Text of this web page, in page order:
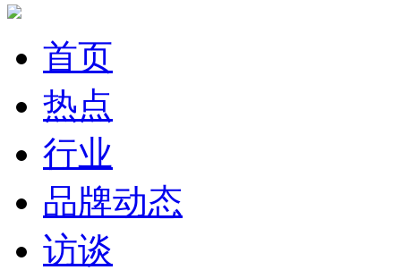
首页
热点
行业
品牌动态
访谈